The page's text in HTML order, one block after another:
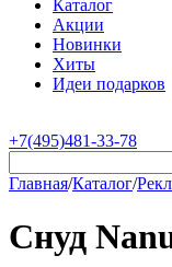
Каталог
Акции
Новинки
Хиты
Идеи подарков
+7(495)481-33-78
Главная/Каталог/
Снуд